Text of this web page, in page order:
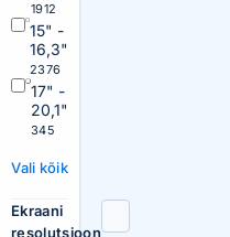
1912
15" -
16,3"
2376
17" -
20,1"
345
Vali kõik
Ekraani
resolutsioon